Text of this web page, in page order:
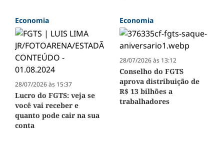
Economia
28/07/2026 às 15:37
Lucro do FGTS: veja se
você vai receber e
quanto pode cair na sua
conta
Economia
28/07/2026 às 13:12
Conselho do FGTS
aprova distribuição de
R$ 13 bilhões a
trabalhadores